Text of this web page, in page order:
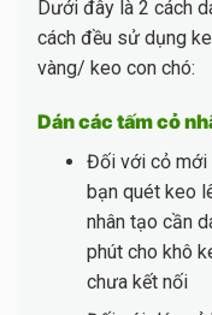
Dưới đây là 2 cách
cách đều sử dụng
vàng/ keo con chó:
Dán các tấm cỏ
Đối với cỏ mới
bạn quét keo
nhân tạo cần
phút cho khô
chưa kết nối